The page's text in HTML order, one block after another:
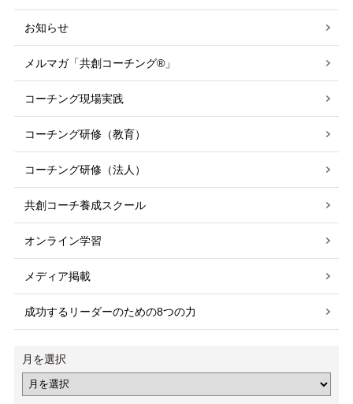
お知らせ
メルマガ「共創コーチング®」
コーチング現場実践
コーチング研修（教育）
コーチング研修（法人）
共創コーチ養成スクール
オンライン学習
メディア掲載
成功するリーダーのための8つの力
月を選択